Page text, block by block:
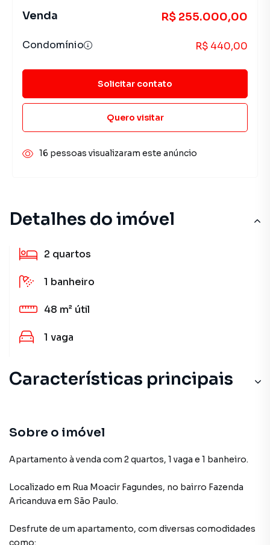
Detalhes do imóvel
2 quartos
1 banheiro
48 m² útil
1 vaga
Características principais
Sobre o imóvel
Apartamento à venda com 2 quartos, 1 vaga e 1 banheiro.
Localizado em Rua Moacir Fagundes, no bairro Fazenda
Aricanduva em São Paulo.
Desfrute de um apartamento, com diversas comodidades
como:
Venda R$ 255.000,00
Condomínio R$ 440,00
Solicitar contato
Quero visitar
16 pessoas visualizaram este anúncio